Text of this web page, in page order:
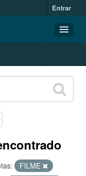
Entrar
FILME